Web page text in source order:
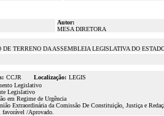
Autor:
MESA DIRETORA
DE TERRENO DA ASSEMBLEIA LEGISLATIVA DO
CCJR Localização: LEGIS
Legislativo
Legislativo
em Regime de Urgência
Extraordinária da Comissão De Constituição, Justiça e
/Aprovado.